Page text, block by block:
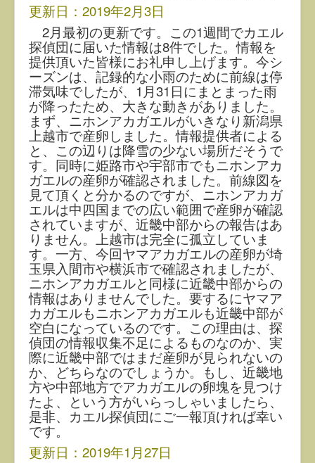
更新日：2019年2月3日
2月最初の更新です。この1週間でカエル
探偵団に届いた情報は8件でした。情報を
提供頂いた皆様にお礼申し上げます。今シ
ーズンは、記録的な小雨のために前線は停
滞気味でしたが、1月31日にまとまった雨
が降ったため、大きな動きがありました。
まず、ニホンアカガエルがいきなり新潟県
上越市で産卵しました。情報提供者による
と、この辺りは降雪の少ない場所だそうで
す。同時に姫路市や宇部市でもニホンアカ
ガエルの産卵が確認されました。前線図を
見て頂くと分かるのですが、ニホンアカガ
エルは中四国までの広い範囲で産卵が確認
されていますが、近畿中部からの報告はあ
りません。上越市は完全に孤立していま
す。一方、今回ヤマアカガエルの産卵が埼
玉県入間市や横浜市で確認されましたが、
ニホンアカガエルと同様に近畿中部からの
情報はありませんでした。要するにヤマア
カガエルもニホンアカガエルも近畿中部が
空白になっているのです。この理由は、探
偵団の情報収集不足によるものなのか、実
際に近畿中部ではまだ産卵が見られないの
か、どちらなのでしょうか。もし、近畿地
方や中部地方でアカガエルの卵塊を見つけ
たよ、という方がいらっしゃいましたら、
是非、カエル探偵団にご一報頂ければ幸い
です。
更新日：2019年1月27日